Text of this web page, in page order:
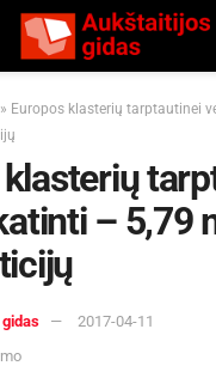
» Europos klasterių tarptautinei
– 5,79
2017-04-11